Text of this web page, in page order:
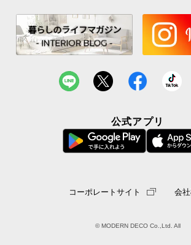
公式アプリ
コーポレートサイト 会
© MODERN DECO Co.,Ltd. All